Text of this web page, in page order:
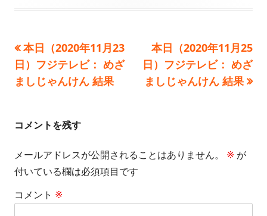
投
稿
ビ
ゲ
ー
シ
前
の
記
本日（2020年11月23
日）フジテレビ： めざ
ましじゃんけん 結果
次
の
記
本日（2020年11月25
日）フジテレビ： めざ
ましじゃんけん 結果
コメントを残す
メールアドレスが公開されることはありません。 ※ が
付いている欄は必須項目です
コメント ※